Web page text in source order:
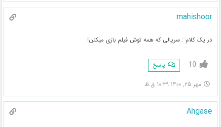
mahishoor
در یک کلام : سریالی که همه توش فیلم بازی میکنن!
10 پاسخ
مهر ۲۵, ۱۴۰۰ ۱۰:۳۹ ق.ظ
Ahgase